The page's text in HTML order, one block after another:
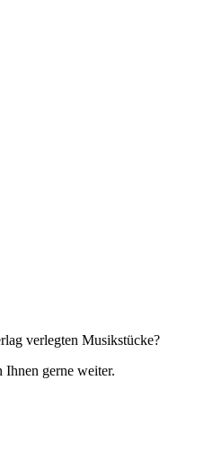
verlegten Musikstücke?
Ihnen gerne weiter.